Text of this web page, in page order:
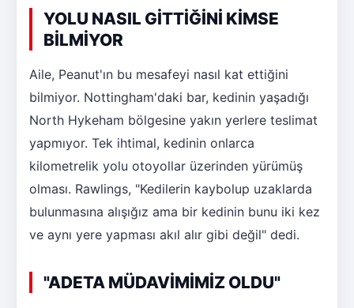
YOLU NASIL GİTTİĞİNİ KİMSE
BİLMİYOR
Aile, Peanut'ın bu mesafeyi nasıl kat ettiğini
bilmiyor. Nottingham'daki bar, kedinin yaşadığı
North Hykeham bölgesine yakın yerlere teslimat
yapmıyor. Tek ihtimal, kedinin onlarca
kilometrelik yolu otoyollar üzerinden yürümüş
olması. Rawlings, "Kedilerin kaybolup uzaklarda
bulunmasına alışığız ama bir kedinin bunu iki kez
ve aynı yere yapması akıl alır gibi değil" dedi.
"ADETA MÜDAVİMİMİZ OLDU"